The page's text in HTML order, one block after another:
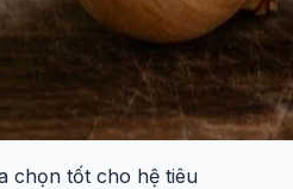
chọn tốt cho hệ tiêu